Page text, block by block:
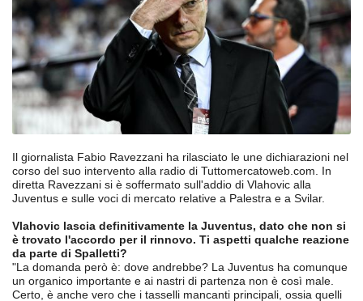
Il giornalista Fabio Ravezzani ha rilasciato le une dichiarazioni nel
corso del suo intervento alla radio di Tuttomercatoweb.com. In
diretta Ravezzani si è soffermato sull'addio di Vlahovic alla
Juventus e sulle voci di mercato relative a Palestra e a Svilar.
Vlahovic lascia definitivamente la Juventus, dato che non si
è trovato l'accordo per il rinnovo. Ti aspetti qualche reazione
da parte di Spalletti?
"La domanda però è: dove andrebbe? La Juventus ha comunque
un organico importante e ai nastri di partenza non è così male.
Certo, è anche vero che i tasselli mancanti principali, ossia quelli